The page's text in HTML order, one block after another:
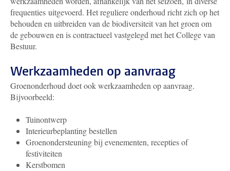
frequenties uitgevoerd. Het reguliere onderhoud richt zich op het
behouden en uitbreiden van de biodiversiteit van het groen om
de gebouwen en is contractueel vastgelegd met het College van
Bestuur.
Werkzaamheden op aanvraag
Groenonderhoud doet ook werkzaamheden op aanvraag.
Bijvoorbeeld:
Tuinontwerp
Interieurbeplanting bestellen
Groenondersteuning bij evenementen, recepties of
festiviteiten
Kerstbomen